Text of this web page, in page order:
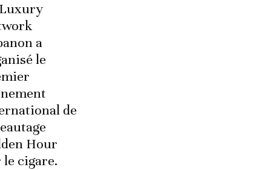
a
le
de
Hour
le cigare.